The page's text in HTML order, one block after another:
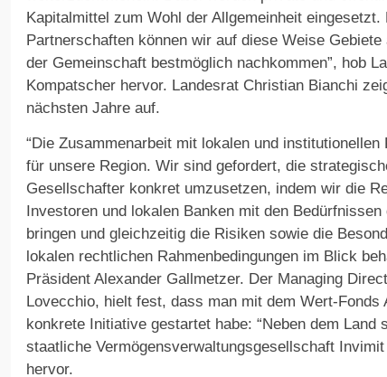
Kapitalmittel zum Wohl der Allgemeinheit
Partnerschaften können wir auf diese Weise
der Gemeinschaft bestmöglich nachkommen”, hob
Kompatscher hervor. Landesrat Christian Bianchi
nächsten Jahre auf.
“Die Zusammenarbeit mit lokalen und
für unsere Region. Wir sind gefordert, die
Gesellschafter konkret umzusetzen, indem wir die
Investoren und lokalen Banken mit den
bringen und gleichzeitig die Risiken sowie die
lokalen rechtlichen Rahmenbedingungen im Blick
Präsident Alexander Gallmetzer. Der Managing
Lovecchio, hielt fest, dass man mit dem Wert-Fonds
konkrete Initiative gestartet habe: “Neben dem Land
staatliche Vermögensverwaltungsgesellschaft
hervor.